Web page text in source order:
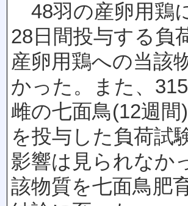
48羽の産卵用鶏
28日間投与する負
産卵用鶏への当該
かった。また、
雌の七面鳥(12週
を投与した負荷試
影響は見られなか
該物質を七面鳥肥